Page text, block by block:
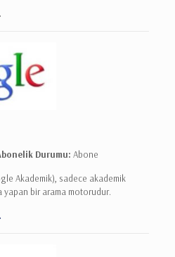
.
Durumu: Abone
Akademik), sadece akademik
yapan bir arama motorudur.